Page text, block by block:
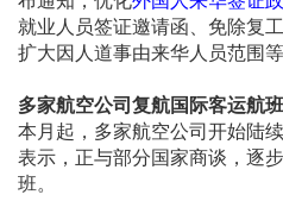
就业人员签证邀请函、免除复
扩大因人道事由来华人员范围等
多家航空公司复航国际客运航班
本月起，多家航空公司开始陆
表示，正与部分国家商谈，逐
班。